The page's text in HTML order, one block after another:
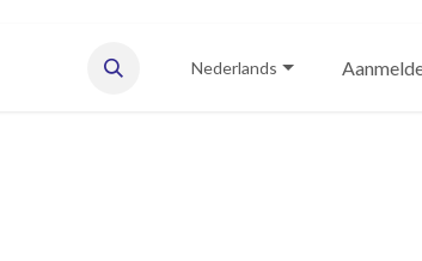
Onze leden Blog Evenementen
Nederlands